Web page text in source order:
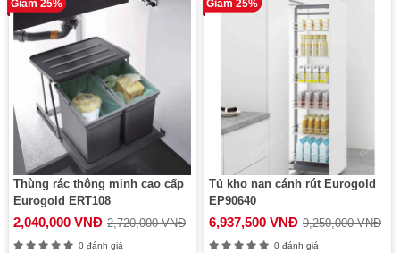
Giảm 25%
Thùng rác thông minh cao cấp
Eurogold ERT108
2,040,000 VNĐ 2,720,000 VNĐ
0 đánh giá
Giảm 25%
Tủ kho nan cánh rút Eurogold
EP90640
6,937,500 VNĐ 9,250,000 VNĐ
0 đánh giá